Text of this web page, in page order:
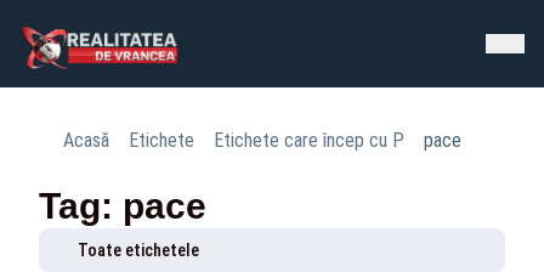
Acasă Etichete Etichete care încep cu P pace
Tag: pace
Toate etichetele